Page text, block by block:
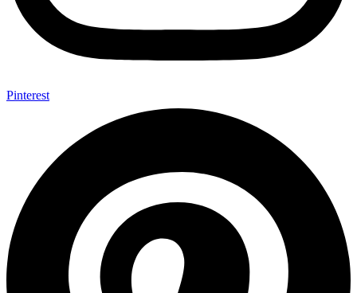
Pinterest